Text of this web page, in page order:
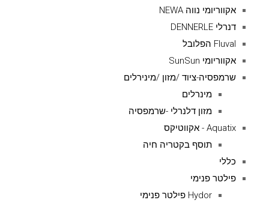
אקווריומי נווה NEWA
דנרלי DENNERLE
Fluval הפלובל
אקווריומי SunSun
שרמפסיה-ציוד /מזון /מינירלים
מינרלים
מזון דלנרלי -שרמפסיה
Aquatix - אקווטיקס
תוסף בקטריה חיה
כללי
פילטר פנימי
Hydor פילטר פנימי